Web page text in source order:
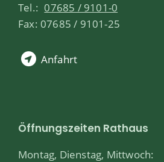
Tel.: 07685 / 9101-0
Fax: 07685 / 9101-25
Anfahrt
Öffnungszeiten Rathaus
Montag, Dienstag, Mittwoch: